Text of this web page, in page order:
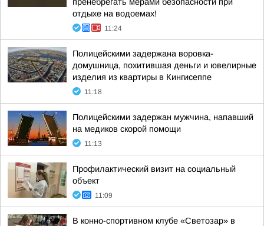
отдыхе на водоемах!
11:24
Полицейскими задержана воровка-
домушница, похитившая деньги и ювелирные
изделия из квартиры в Кингисеппе
11:18
Полицейскими задержан мужчина, напавший
на медиков скорой помощи
11:13
Профилактический визит на социальный
объект
11:09
В конно-спортивном клубе «Светозар» в